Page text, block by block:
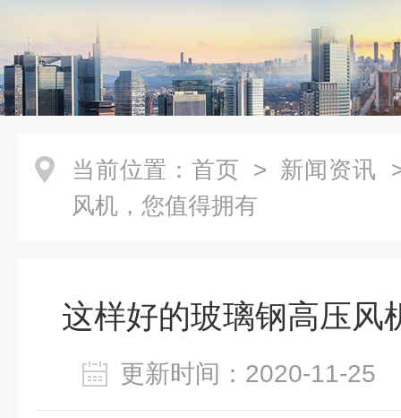
当前位置： 首页 > 新闻资讯
风机，您值得拥有
这样好的玻璃钢高压风
更新时间：2020-11-